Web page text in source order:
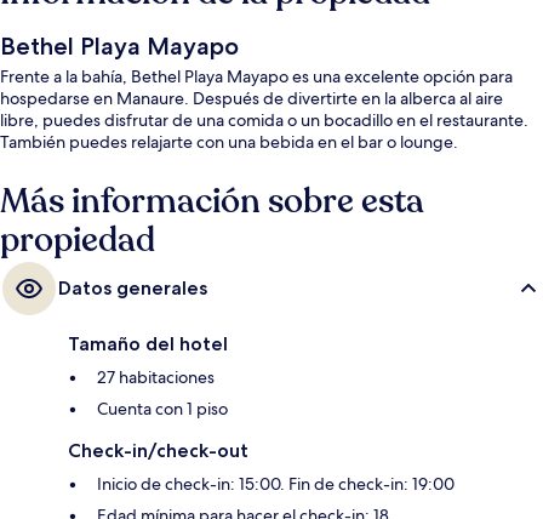
Bethel Playa Mayapo
Frente a la bahía, Bethel Playa Mayapo es una excelente opción para
hospedarse en Manaure. Después de divertirte en la alberca al aire
libre, puedes disfrutar de una comida o un bocadillo en el restaurante.
También puedes relajarte con una bebida en el bar o lounge.
Más información sobre esta
propiedad
Datos generales
Tamaño del hotel
27 habitaciones
Cuenta con 1 piso
Check-in/check-out
Inicio de check-in: 15:00. Fin de check-in: 19:00